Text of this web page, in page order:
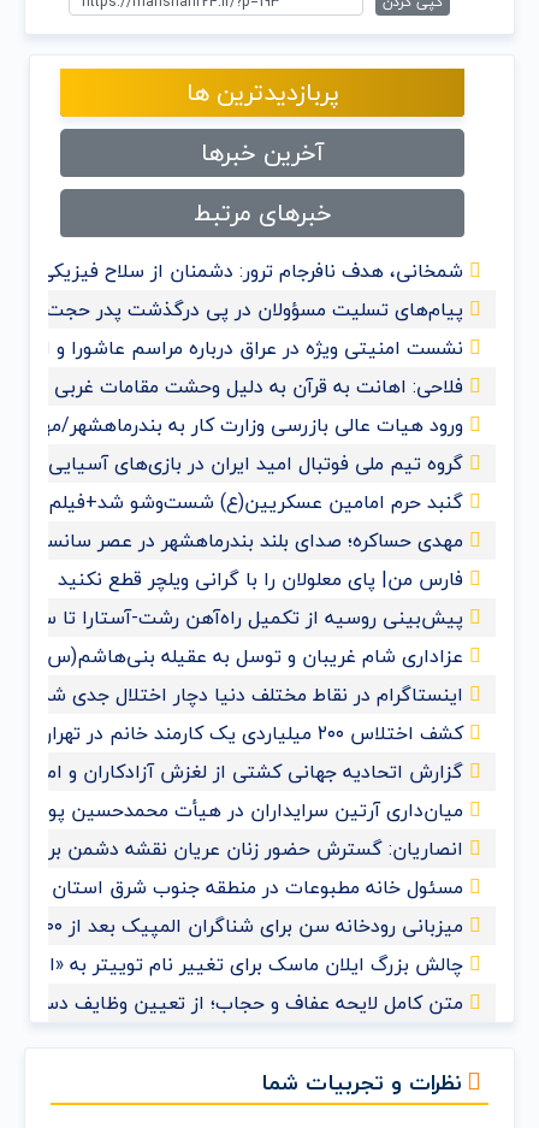
پربازدیدترین ها
آخرین خبرها
خبرهای مرتبط
شمخانی، هدف نافرجام ترور: دشمنان از سلاح فیزیکی
پیام‌های تسلیت مسؤولان در پی درگذشت پدر
نشست امنیتی ویژه در عراق درباره مراسم عاشورا و
فلاحی: اهانت به قرآن‌ به دلیل وحشت مقامات غربی از
ورود هیات عالی بازرسی وزارت کار به بندرماهشهر/مهدی
گروه تیم ملی فوتبال امید ایران در بازی‌های آسیایی
گنبد حرم امامین عسکریین(ع) شست‌وشو شد+فیلم و
مهدی حساکره؛ صدای بلند بندرماهشهر در عصر سانسور
فارس من| پای معلولان را با گرانی ویلچر قطع نکنید
پیش‌بینی روسیه از تکمیل راه‌آهن رشت-آستارا تا سال ‌۲۰۲۸
عزاداری شام غریبان و توسل به عقیله بنی‌هاشم(س) با
اینستاگرام در نقاط مختلف دنیا دچار اختلال جدی شد
کشف اختلاس ۲۰۰ میلیاردی یک کارمند خانم در تهران
گزارش اتحادیه جهانی کشتی از لغزش آزادکاران و
میان‌داری آرتین سرایداران در هیأت محمدحسین
انصاریان: گسترش حضور زنان عریان نقشه دشمن برای
مسئول خانه مطبوعات در منطقه جنوب شرق استان
میزبانی رودخانه سن برای شناگران المپیک بعد از ۱۰۰ سال
چالش بزرگ ایلان ماسک برای تغییر نام توییتر به
متن کامل لایحه عفاف و حجاب؛ از تعیین وظایف
نظرات و تجربیات شما